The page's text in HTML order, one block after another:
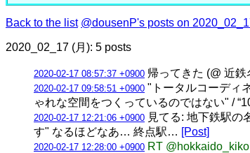
Back to the list @dousenP's posts on
2020_02_17 (月): 5 posts
2020-02-17 08:57:37 +0900 帰ってきた (@ 近
2020-02-17 09:58:51 +0900 "トータルコーディ
ゃれな空間をつくっているのではない" /
2020-02-17 12:21:06 +0900 見てる: 地下鉄駅の
す" なるほどなあ… 終点駅… [Post]
2020-02-17 12:28:00 +0900 RT